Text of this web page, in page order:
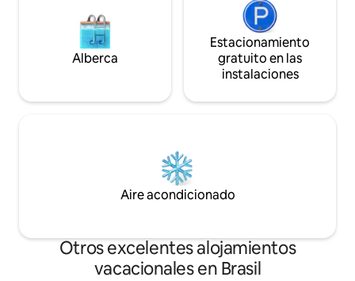
Alberca
Estacionamiento
gratuito en las
instalaciones
Aire acondicionado
Otros excelentes alojamientos
vacacionales en Brasil